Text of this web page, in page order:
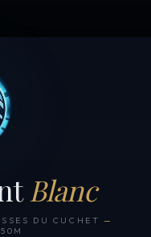
Blanc
DU CUCHET —